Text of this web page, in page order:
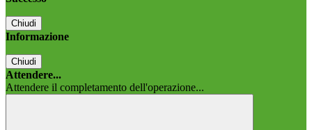
Chiudi
Informazione
Chiudi
Attendere...
Attendere il completamento dell'operazione...